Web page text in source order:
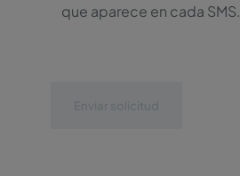
que aparece en cada SMS.